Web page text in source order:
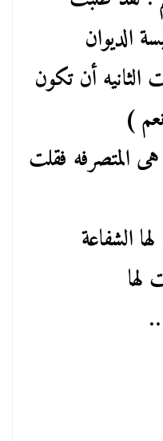
الديوان
أن تكون
)
المتصرفه فقلت
الشفاعة
لها